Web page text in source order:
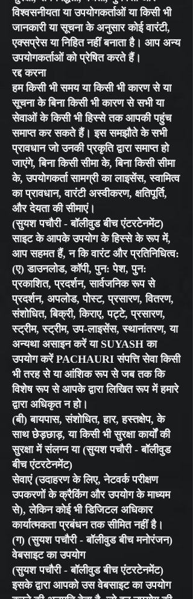
विश्वसनीयता या उपयोगकर्ताओं या किसी भी
जानकारी या सूचना के अनुसार कोई वारंटी,
एक्सप्रेस या निहित नहीं बनाता है। आप अन्य
उपयोगकर्ताओं को प्रेषित करते हैं।
रद्द करना
हम किसी भी समय या किसी भी कारण से या
सूचना के बिना किसी भी कारण से सभी या
सेवाओं के किसी भी हिस्से तक आपकी पहुंच
समाप्त कर सकते हैं। इस समझौते के सभी
प्रावधान जो उनकी प्रकृति द्वारा समाप्त हो
जाएंगे, बिना किसी सीमा के, बिना किसी सीमा
के, उपयोगकर्ता सामग्री का लाइसेंस, स्वामित्व
का प्रावधान, वारंटी अस्वीकरण, क्षतिपूर्ति,
और देयता की सीमाएं।
(सुयश पचौरी - बॉलीवुड बीच एंटरटेनमेंट)
साइट के आपके उपयोग के हिस्से के रूप में,
आप सहमत हैं, न कि वारंट और प्रतिनिधित्व:
(ए) डाउनलोड, कॉपी, पुन: पेश, पुन:
प्रकाशित, प्रदर्शन, सार्वजनिक रूप से
प्रदर्शन, अपलोड, पोस्ट, प्रसारण, वितरण,
संशोधित, बिक्री, किराए, पट्टे, प्रसारण,
स्ट्रीम, स्ट्रीम, उप-लाइसेंस, स्थानांतरण, या
अन्यथा असाइन करें या SUYASH का
उपयोग करें PACHAURI संपत्ति सेवा किसी
भी तरह से या आंशिक रूप से जब तक कि
विशेष रूप से आपके द्वारा लिखित रूप में हमारे
द्वारा अधिकृत न हो।
(बी) बायपास, संशोधित, हार, हस्तक्षेप, के
साथ छेड़छाड़, या किसी भी सुरक्षा कार्यों की
सुरक्षा में संलग्न या (सुयश पचौरी - बॉलीवुड
बीच एंटरटेनमेंट)
सेवाएं (उदाहरण के लिए, नेटवर्क परीक्षण
उपकरणों के क्रैकिंग और उपयोग के माध्यम
से), लेकिन कोई भी डिजिटल अधिकार
कार्यात्मकता प्रबंधन तक सीमित नहीं है।
(ग) (सुयश पचौरी - बॉलीवुड बीच मनोरंजन)
वेबसाइट का उपयोग
(सुयश पचौरी - बॉलीवुड बीच एंटरटेनमेंट)
इसके द्वारा आपको उस वेबसाइट का उपयोग